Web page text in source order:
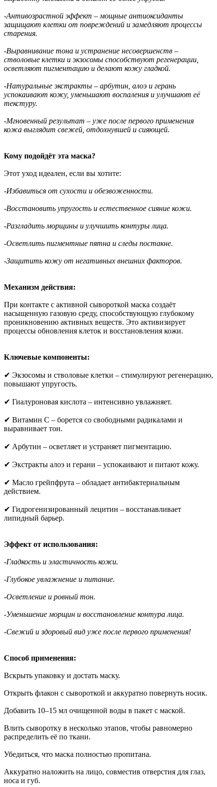
-Антивозрастной эффект – мощные антиоксиданты
защищают клетки от повреждений и замедляют процессы
старения.
-Выравнивание тона и устранение несовершенств –
стволовые клетки и экзосомы способствуют регенерации,
осветляют пигментацию и делают кожу гладкой.
-Натуральные экстракты – арбутин, алоэ и герань
успокаивают кожу, уменьшают воспаления и улучшают её
текстуру.
-Мгновенный результат – уже после первого применения
кожа выглядит свежей, отдохнувшей и сияющей.
Кому подойдёт эта маска?
Этот уход идеален, если вы хотите:
-Избавиться от сухости и обезвоженности.
-Восстановить упругость и естественное сияние кожи.
-Разгладить морщины и улучшить контуры лица.
-Осветлить пигментные пятна и следы постакне.
-Защитить кожу от негативных внешних факторов.
Механизм действия:
При контакте с активной сывороткой маска создаёт
насыщенную газовую среду, способствующую глубокому
проникновению активных веществ. Это активизирует
процессы обновления клеток и восстановления кожи.
Ключевые компоненты:
✔ Экзосомы и стволовые клетки – стимулируют регенерацию,
повышают упругость.
✔ Гиалуроновая кислота – интенсивно увлажняет.
✔ Витамин С – борется со свободными радикалами и
выравнивает тон.
✔ Арбутин – осветляет и устраняет пигментацию.
✔ Экстракты алоэ и герани – успокаивают и питают кожу.
✔ Масло грейпфрута – обладает антибактериальным
действием.
✔ Гидрогенизированный лецитин – восстанавливает
липидный барьер.
Эффект от использования:
-Гладкость и эластичность кожи.
-Глубокое увлажнение и питание.
-Осветление и ровный тон.
-Уменьшение морщин и восстановление контура лица.
-Свежий и здоровый вид уже после первого применения!
Способ применения:
Вскрыть упаковку и достать маску.
Открыть флакон с сывороткой и аккуратно повернуть носик.
Добавить 10–15 мл очищенной воды в пакет с маской.
Влить сыворотку в несколько этапов, чтобы равномерно
распределить её по ткани.
Убедиться, что маска полностью пропитана.
Аккуратно наложить на лицо, совместив отверстия для глаз,
носа и губ.